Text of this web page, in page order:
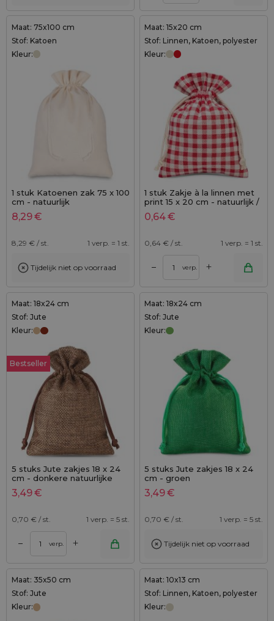
Maat: 75x100 cm
Stof: Katoen
Kleur:
1 stuk Katoenen zak 75 x 100
cm - natuurlijk
8,29€
8,29 € / st. 1 verp. = 1 st.
Tijdelijk niet op voorraad
Maat: 15x20 cm
Stof: Linnen, Katoen, polyester
Kleur:
1 stuk Zakje à la linnen met
print 15 x 20 cm - natuurlijk /
rode trellis
0,64€
0,64 € / st. 1 verp. = 1 st.
– verp. +
Maat: 18x24 cm
Stof: Jute
Kleur:
Bestseller
5 stuks Jute zakjes 18 x 24
cm - donkere natuurlijke
kleur
3,49€
0,70 € / st. 1 verp. = 5 st.
– verp. +
Maat: 18x24 cm
Stof: Jute
Kleur:
5 stuks Jute zakjes 18 x 24
cm - groen
3,49€
0,70 € / st. 1 verp. = 5 st.
Tijdelijk niet op voorraad
Maat: 35x50 cm
Stof: Jute
Kleur:
Maat: 10x13 cm
Stof: Linnen, Katoen, polyester
Kleur: